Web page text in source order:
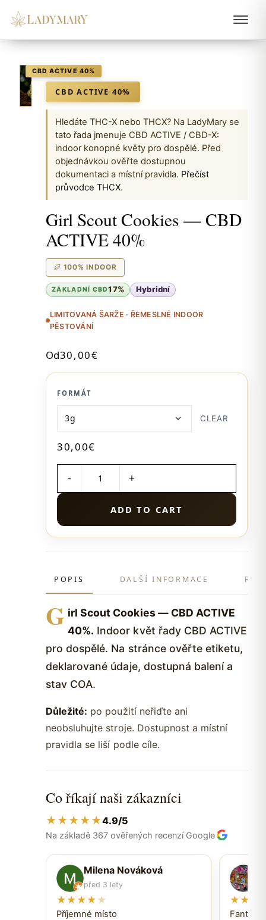
LADYMARY
CBD ACTIVE 40%
Hledáte THC-X nebo THCX? Na LadyMary se
tato řada jmenuje CBD ACTIVE / CBD-X:
indoor konopné květy pro dospělé. Před
objednávkou ověřte dostupnou
dokumentaci a místní pravidla. Přečíst
průvodce THCX.
Girl Scout Cookies — CBD
ACTIVE 40%
100% INDOOR
ZÁKLADNÍ CBD17% Hybridní
LIMITOVANÁ ŠARŽE · ŘEMESLNÉ INDOOR
PĚSTOVÁNÍ
Od30,00€
FORMÁT
CLEAR
30,00€
ADD TO CART
POPIS DALŠÍ INFORMACE
G irl Scout Cookies — CBD ACTIVE
40%. Indoor květ řady CBD ACTIVE
pro dospělé. Na stránce ověřte etiketu,
deklarované údaje, dostupná balení a
stav COA.
Důležité: po použití neřiďte ani
neobsluhujte stroje. Dostupnost a místní
pravidla se liší podle cíle.
Co říkají naši zákazníci
★★★★★4.9/5
Na základě 367 ověřených recenzí Google
Milena Nováková
před 3 lety
★★★★ ★
Příjemné místo